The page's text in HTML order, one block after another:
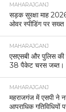
MAHARAJGANJ
सड़क सुरक्षा माह
ओवर स्पीडिंग पर सख्त
MAHARAJGANJ
एसएसबी और पुलिस की
38 पैकेट चरस जब्त।
MAHARAJGANJ
महराजगंज में एसपी ने
आपराधिक गतिविधियों